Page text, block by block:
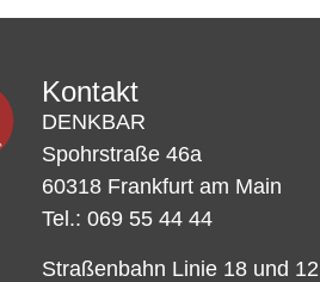
Kontakt
DENKBAR
Spohrstraße 46a
60318 Frankfurt am Main
Tel.: 069 55 44 44
Straßenbahn Linie 18 und